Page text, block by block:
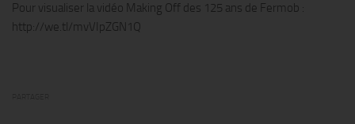
Pour visualiser la vidéo Making Off des 125 ans de Fermob :
http://we.tl/mvVIpZGN1Q